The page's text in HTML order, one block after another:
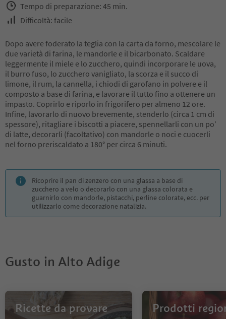
Tempo di preparazione: 45 min.
Difficoltà: facile
Dopo avere foderato la teglia con la carta da forno, mescolare le
due varietà di farina, le mandorle e il bicarbonato. Scaldare
leggermente il miele e lo zucchero, quindi incorporare le uova,
il burro fuso, lo zucchero vanigliato, la scorza e il succo di
limone, il rum, la cannella, i chiodi di garofano in polvere e il
composto a base di farina, e lavorare il tutto fino a ottenere un
impasto. Coprirlo e riporlo in frigorifero per almeno 12 ore.
Infine, lavorarlo di nuovo brevemente, stenderlo (circa 1 cm di
spessore), ritagliare i biscotti a piacere, spennellarli con un po’
di latte, decorarli (facoltativo) con mandorle o noci e cuocerli
nel forno preriscaldato a 180° per circa 6 minuti.
Ricoprire il pan di zenzero con una glassa a base di
zucchero a velo o decorarlo con una glassa colorata e
guarnirlo con mandorle, pistacchi, perline colorate, ecc. per
utilizzarlo come decorazione natalizia.
Gusto in Alto Adige
Ricette da provare Prodotti